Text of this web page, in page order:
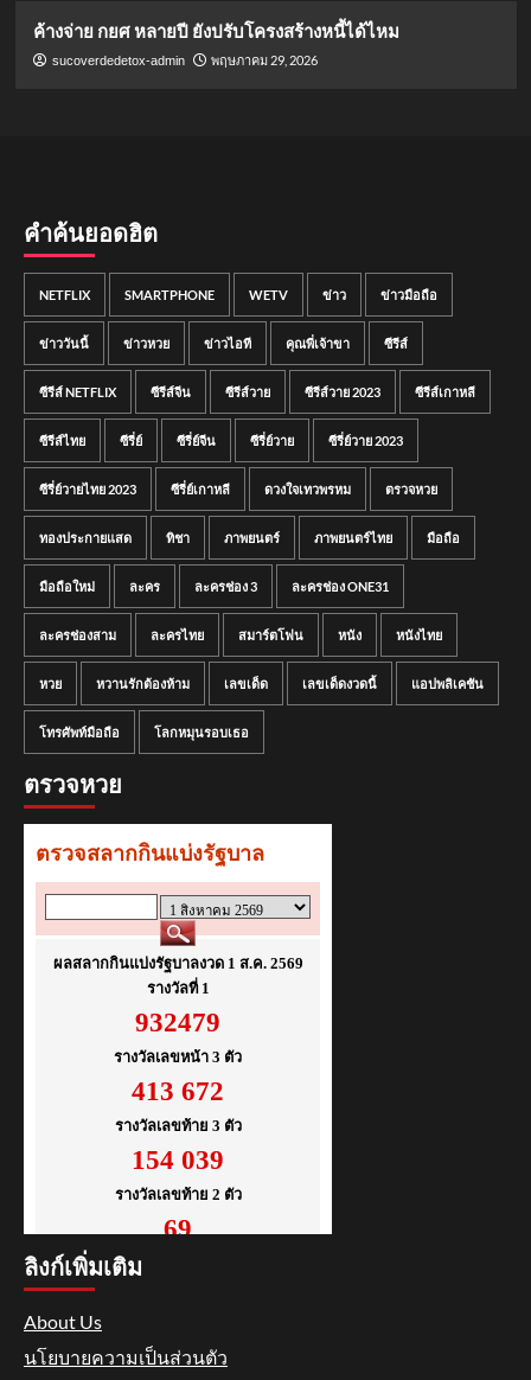
ค้างจ่าย กยศ หลายปี ยังปรับโครงสร้างหนี้ได้ไหม
sucoverdedetox-admin พฤษภาคม 29, 2026
คำค้นยอดฮิต
NETFLIX SMARTPHONE WETV ข่าว ข่าวมือถือ
ข่าววันนี้ ข่าวหวย ข่าวไอที คุณพี่เจ้าขา ซีรีส์
ซีรีส์ NETFLIX ซีรีส์จีน ซีรีส์วาย ซีรีส์วาย 2023 ซีรีส์เกาหลี
ซีรีส์ไทย ซีรี่ย์ ซีรี่ย์จีน ซีรี่ย์วาย ซีรี่ย์วาย 2023
ซีรี่ย์วายไทย 2023 ซีรี่ย์เกาหลี ดวงใจเทวพรหม ตรวจหวย
ทองประกายแสด ทิชา ภาพยนตร์ ภาพยนตร์ไทย มือถือ
มือถือใหม่ ละคร ละครช่อง 3 ละครช่อง ONE31
ละครช่องสาม ละครไทย สมาร์ตโฟน หนัง หนังไทย
หวย หวานรักต้องห้าม เลขเด็ด เลขเด็ดงวดนี้ แอปพลิเคชัน
โทรศัพท์มือถือ โลกหมุนรอบเธอ
ตรวจหวย
ลิงก์เพิ่มเติม
About Us
นโยบายความเป็นส่วนตัว